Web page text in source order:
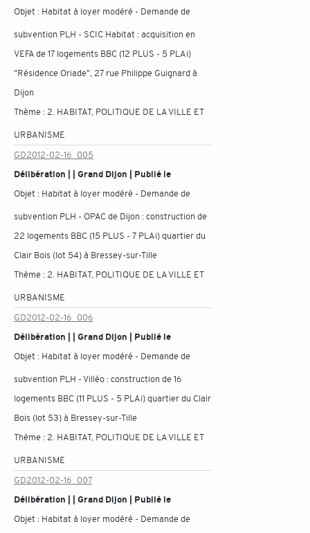
Objet : Habitat à loyer modéré - Demande de
subvention PLH - SCIC Habitat : acquisition en
VEFA de 17 logements BBC (12 PLUS - 5 PLAi)
"Résidence Oriade", 27 rue Philippe Guignard à
Dijon
Thème : 2. HABITAT, POLITIQUE DE LA VILLE ET
URBANISME
GD2012-02-16_005
Délibération | | Grand Dijon | Publié le
Objet : Habitat à loyer modéré - Demande de
subvention PLH - OPAC de Dijon : construction de
22 logements BBC (15 PLUS - 7 PLAi) quartier du
Clair Bois (lot 54) à Bressey-sur-Tille
Thème : 2. HABITAT, POLITIQUE DE LA VILLE ET
URBANISME
GD2012-02-16_006
Délibération | | Grand Dijon | Publié le
Objet : Habitat à loyer modéré - Demande de
subvention PLH - Villéo : construction de 16
logements BBC (11 PLUS - 5 PLAi) quartier du Clair
Bois (lot 53) à Bressey-sur-Tille
Thème : 2. HABITAT, POLITIQUE DE LA VILLE ET
URBANISME
GD2012-02-16_007
Délibération | | Grand Dijon | Publié le
Objet : Habitat à loyer modéré - Demande de